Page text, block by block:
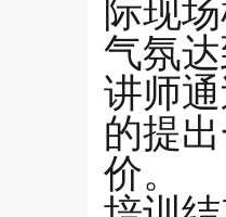
际现
气氛
讲师
的提
价。